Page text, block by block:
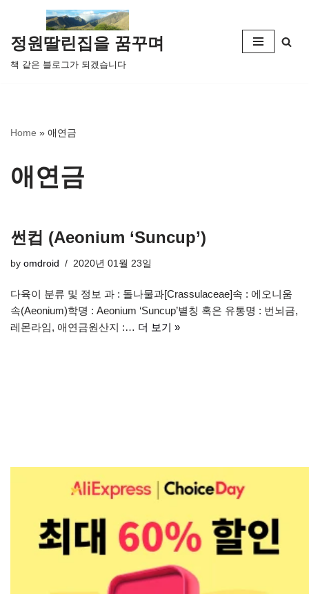
콘
텐
츠
뛰
정원딸린집을 꿈꾸며
책 같은 블로그가 되겠습니다
Home » 애연금
애연금
썬컵 (Aeonium ‘Suncup’)
by omdroid 2020년 01월 23일
다육이 분류 및 정보 과 : 돌나물과[Crassulaceae]속 : 에오니움
속(Aeonium)학명 : Aeonium ‘Suncup’별칭 혹은 유통명 : 번뇌금,
레몬라임, 애연금원산지 :… 더 보기 »